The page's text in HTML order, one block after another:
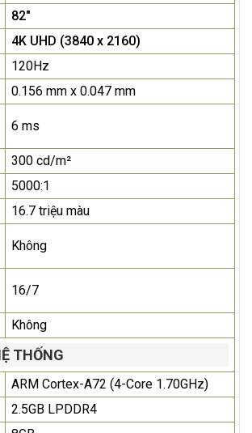
82"
4K UHD (3840 x 2160)
120Hz
0.156 mm x 0.047 mm
6 ms
300 cd/m²
5000:1
16.7 triệu màu
Không
16/7
Không
THỐNG
ARM Cortex-A72 (4-Core 1.70GHz)
2.5GB LPDDR4